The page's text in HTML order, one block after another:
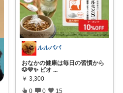
ルルパパ
おなかの健康は毎日の習慣から
🐶💛✨ ビオ ...
￥ 3,300
0 0 15